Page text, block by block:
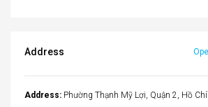
Address
Address: Phường Thạnh Mỹ Lợi, Quận 2, Hồ